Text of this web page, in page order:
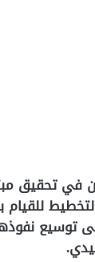
في تحقيق
للقيام
توسيع